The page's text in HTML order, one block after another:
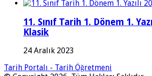
11. Sınıf Tarih 1. Dönem 1.
Klasik
24 Aralık 2023
Tarih Portalı - Tarih Öğretmeni